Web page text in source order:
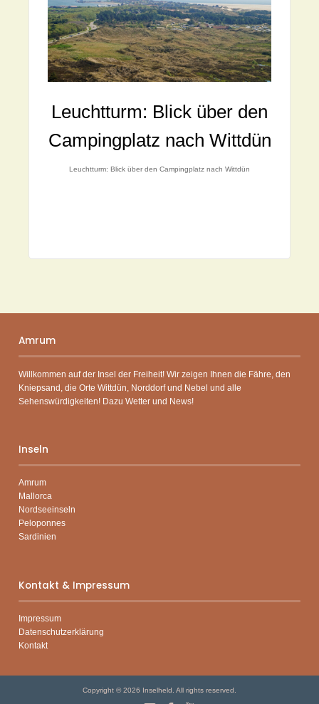
Leuchtturm: Blick über den
Campingplatz nach Wittdün
Leuchtturm: Blick über den Campingplatz nach Wittdün
Amrum
Willkommen auf der Insel der Freiheit! Wir zeigen Ihnen die Fähre, den
Kniepsand, die Orte Wittdün, Norddorf und Nebel und alle
Sehenswürdigkeiten! Dazu Wetter und News!
Inseln
Amrum
Mallorca
Nordseeinseln
Peloponnes
Sardinien
Kontakt & Impressum
Impressum
Datenschutzerklärung
Kontakt
Copyright © 2026 Inselheld . All rights reserved.